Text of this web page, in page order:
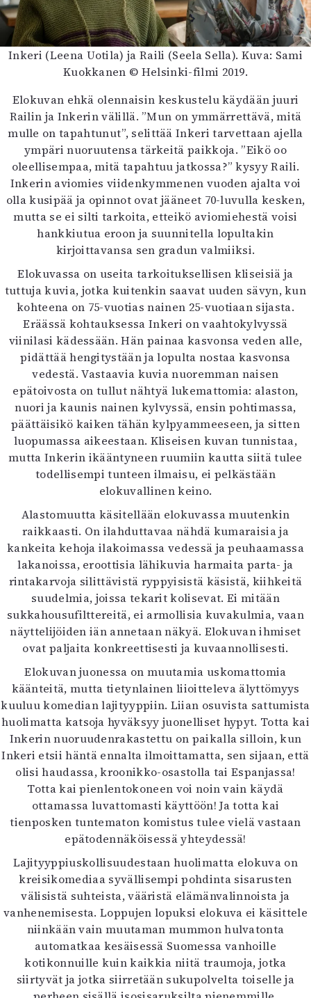
Inkeri (Leena Uotila) ja Raili (Seela Sella). Kuva: Sami
Kuokkanen © Helsinki-filmi 2019.
Elokuvan ehkä olennaisin keskustelu käydään juuri
Railin ja Inkerin välillä. ”Mun on ymmärrettävä, mitä
mulle on tapahtunut”, selittää Inkeri tarvettaan ajella
ympäri nuoruutensa tärkeitä paikkoja. ”Eikö oo
oleellisempaa, mitä tapahtuu jatkossa?” kysyy Raili.
Inkerin aviomies viidenkymmenen vuoden ajalta voi
olla kusipää ja opinnot ovat jääneet 70-luvulla kesken,
mutta se ei silti tarkoita, etteikö aviomiehestä voisi
hankkiutua eroon ja suunnitella lopultakin
kirjoittavansa sen gradun valmiiksi.
Elokuvassa on useita tarkoituksellisen kliseisiä ja
tuttuja kuvia, jotka kuitenkin saavat uuden sävyn, kun
kohteena on 75-vuotias nainen 25-vuotiaan sijasta.
Eräässä kohtauksessa Inkeri on vaahtokylvyssä
viinilasi kädessään. Hän painaa kasvonsa veden alle,
pidättää hengitystään ja lopulta nostaa kasvonsa
vedestä. Vastaavia kuvia nuoremman naisen
epätoivosta on tullut nähtyä lukemattomia: alaston,
nuori ja kaunis nainen kylvyssä, ensin pohtimassa,
päättäisikö kaiken tähän kylpyammeeseen, ja sitten
luopumassa aikeestaan. Kliseisen kuvan tunnistaa,
mutta Inkerin ikääntyneen ruumiin kautta siitä tulee
todellisempi tunteen ilmaisu, ei pelkästään
elokuvallinen keino.
Alastomuutta käsitellään elokuvassa muutenkin
raikkaasti. On ilahduttavaa nähdä kumaraisia ja
kankeita kehoja ilakoimassa vedessä ja peuhaamassa
lakanoissa, eroottisia lähikuvia harmaita parta- ja
rintakarvoja silittävistä ryppyisistä käsistä, kiihkeitä
suudelmia, joissa tekarit kolisevat. Ei mitään
sukkahousufilttereitä, ei armollisia kuvakulmia, vaan
näyttelijöiden iän annetaan näkyä. Elokuvan ihmiset
ovat paljaita konkreettisesti ja kuvaannollisesti.
Elokuvan juonessa on muutamia uskomattomia
käänteitä, mutta tietynlainen liioitteleva älyttömyys
kuuluu komedian lajityyppiin. Liian osuvista sattumista
huolimatta katsoja hyväksyy juonelliset hypyt. Totta kai
Inkerin nuoruudenrakastettu on paikalla silloin, kun
Inkeri etsii häntä ennalta ilmoittamatta, sen sijaan, että
olisi haudassa, kroonikko-osastolla tai Espanjassa!
Totta kai pienlentokoneen voi noin vain käydä
ottamassa luvattomasti käyttöön! Ja totta kai
tienposken tuntematon komistus tulee vielä vastaan
epätodennäköisessä yhteydessä!
Lajityyppiuskollisuudestaan huolimatta elokuva on
kreisikomediaa syvällisempi pohdinta sisarusten
välisistä suhteista, vääristä elämänvalinnoista ja
vanhenemisesta. Loppujen lopuksi elokuva ei käsittele
niinkään vain muutaman mummon hulvatonta
automatkaa kesäisessä Suomessa vanhoille
kotikonnuille kuin kaikkia niitä traumoja, jotka
siirtyvät ja jotka siirretään sukupolvelta toiselle ja